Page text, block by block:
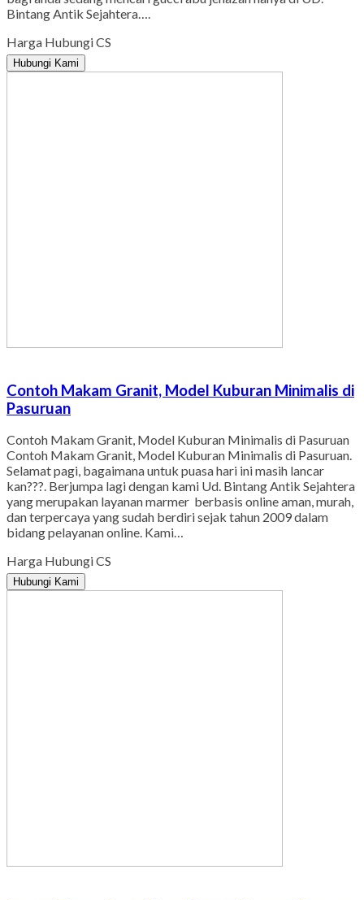
Bintang Antik Sejahtera….
Harga Hubungi CS
Hubungi Kami
Contoh Makam Granit, Model Kuburan Minimalis di
Pasuruan
Contoh Makam Granit, Model Kuburan Minimalis di Pasuruan
Contoh Makam Granit, Model Kuburan Minimalis di Pasuruan.
Selamat pagi, bagaimana untuk puasa hari ini masih lancar
kan???. Berjumpa lagi dengan kami Ud. Bintang Antik Sejahtera
yang merupakan layanan marmer berbasis online aman, murah,
dan terpercaya yang sudah berdiri sejak tahun 2009 dalam
bidang pelayanan online. Kami…
Harga Hubungi CS
Hubungi Kami